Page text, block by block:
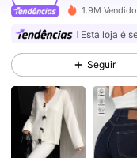
4,75
354K
4,75 354K
354K
1.9M
Esta loja é
Seguir